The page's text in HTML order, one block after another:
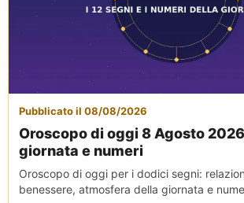
Pubblicato il 08/08/2026
Oroscopo di oggi 8 Agosto
giornata e numeri
Oroscopo di oggi per i dodici segni:
benessere, atmosfera della giornata e